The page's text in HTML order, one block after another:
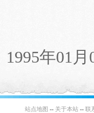
年01月
站点地图 -- 关于本站 -- 联